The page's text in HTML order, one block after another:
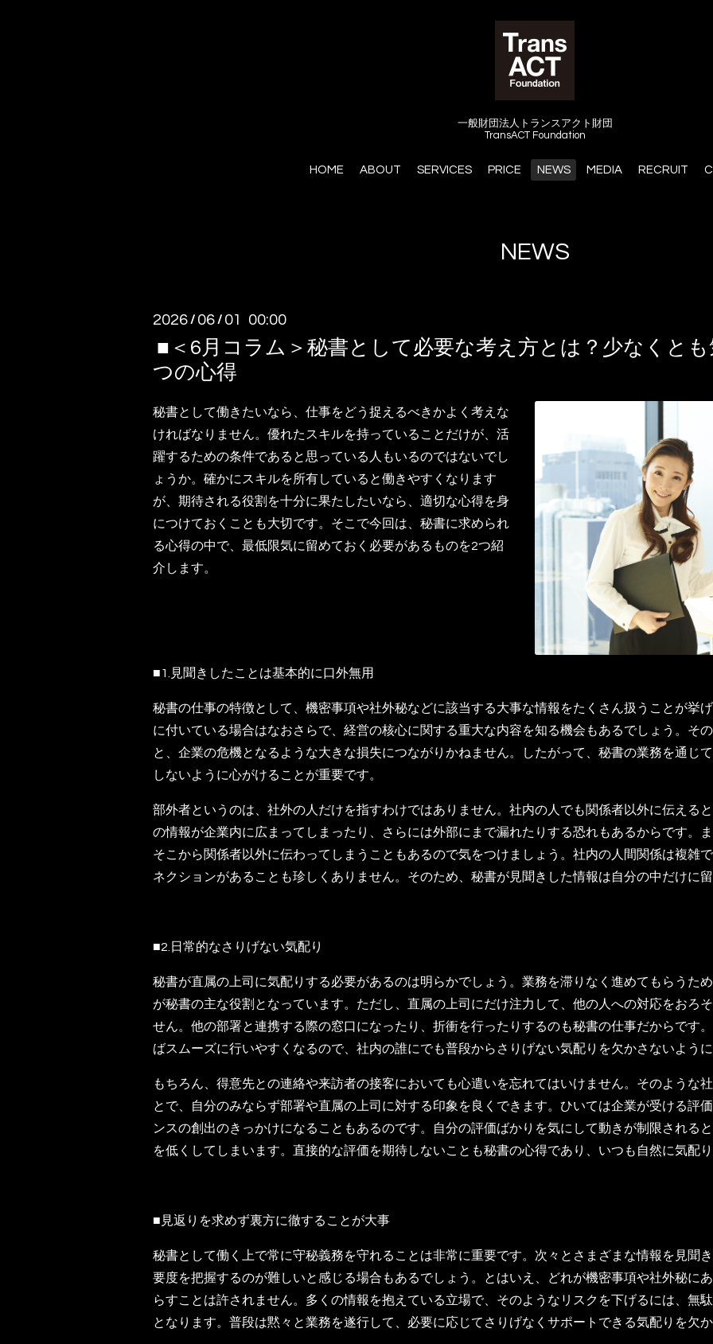
一般財団法人トランスアクト財団
TransACT Foundation
HOME ABOUT SERVICES PRICE NEWS MEDIA RECRUIT
NEWS
2026 / 06 / 01 00:00
■＜6月コラム＞秘書として必要な考え方とは？少なくと
つの心得
秘書として働きたいなら、仕事をどう捉えるべきかよく考えな
ければなりません。優れたスキルを持っていることだけが、活
躍するための条件であると思っている人もいるのではないでし
ょうか。確かにスキルを所有していると働きやすくなります
が、期待される役割を十分に果たしたいなら、適切な心得を身
につけておくことも大切です。そこで今回は、秘書に求められ
る心得の中で、最低限気に留めておく必要があるものを2つ紹
介します。
■1.見聞きしたことは基本的に口外無用
秘書の仕事の特徴として、機密事項や社外秘などに該当する大事な情報をたくさん扱うことが挙
に付いている場合はなおさらで、経営の核心に関する重大な内容を知る機会もあるでしょう。そ
と、企業の危機となるような大きな損失につながりかねません。したがって、秘書の業務を通じ
しないように心がけることが重要です。
部外者というのは、社外の人だけを指すわけではありません。社内の人でも関係者以外に伝える
の情報が企業内に広まってしまったり、さらには外部にまで漏れたりする恐れもあるからです。
そこから関係者以外に伝わってしまうこともあるので気をつけましょう。社内の人間関係は複雑
ネクションがあることも珍しくありません。そのため、秘書が見聞きした情報は自分の中だけに
■2.日常的なさりげない気配り
秘書が直属の上司に気配りする必要があるのは明らかでしょう。業務を滞りなく進めてもらうた
が秘書の主な役割となっています。ただし、直属の上司にだけ注力して、他の人への対応をおろ
せん。他の部署と連携する際の窓口になったり、折衝を行ったりするのも秘書の仕事だからです
ばスムーズに行いやすくなるので、社内の誰にでも普段からさりげない気配りを欠かさないよう
もちろん、得意先との連絡や来訪者の接客においても心遣いを忘れてはいけません。そのような
とで、自分のみならず部署や直属の上司に対する印象を良くできます。ひいては企業が受ける評
ンスの創出のきっかけになることもあるのです。自分の評価ばかりを気にして動きが制限される
を低くしてしまいます。直接的な評価を期待しないことも秘書の心得であり、いつも自然に気配
■見返りを求めず裏方に徹することが大事
秘書として働く上で常に守秘義務を守れることは非常に重要です。次々とさまざまな情報を見聞
要度を把握するのが難しいと感じる場合もあるでしょう。とはいえ、どれが機密事項や社外秘に
らすことは許されません。多くの情報を抱えている立場で、そのようなリスクを下げるには、無
となります。普段は黙々と業務を遂行して、必要に応じてさりげなくサポートできる気配りを欠